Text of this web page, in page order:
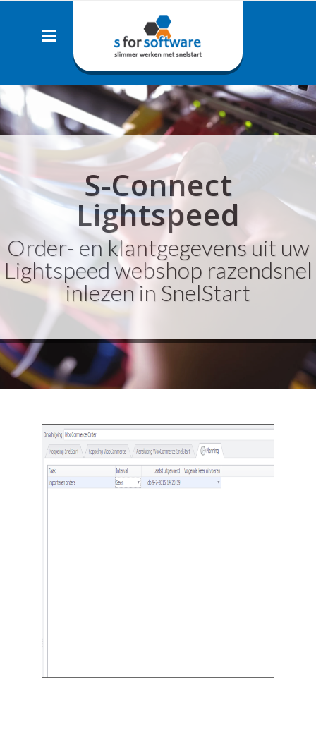
S-Connect
Lightspeed
Order- en klantgegevens uit uw
Lightspeed webshop razendsnel
inlezen in SnelStart